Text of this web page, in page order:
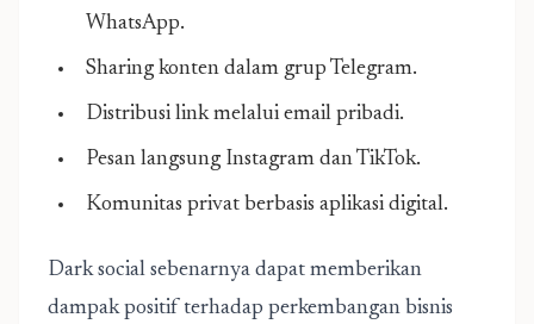
WhatsApp.
Sharing konten dalam grup Telegram.
Distribusi link melalui email pribadi.
Pesan langsung Instagram dan TikTok.
Komunitas privat berbasis aplikasi digital.
Dark social sebenarnya dapat memberikan
dampak positif terhadap perkembangan bisnis